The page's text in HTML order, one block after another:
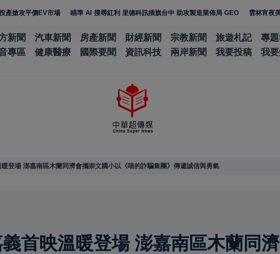
EV市場 瞄準 AI 搜尋紅利 里德科訊插旗台中 助攻製造業佈局 GEO 雲林宵夜美食 北港人
新聞 汽車新聞 房產新聞 財經新聞 宗教新聞 旅遊札記 專
專區 健康醫療 國際要聞 資訊科技 兩岸新聞 我要投稿 我
登場 澎嘉南區木蘭同濟會攜崇文國小以《喵的詐騙集團》傳遞誠信與勇氣
首映溫暖登場 澎嘉南區木蘭同